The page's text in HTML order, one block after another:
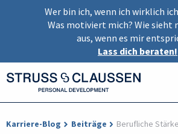
Wer bin ich, wenn ich wirklich
Was motiviert mich? Wie sieht
aus, wenn es mir
Lass dich beraten!
Karriere-Blog Beiträge
Berufliche